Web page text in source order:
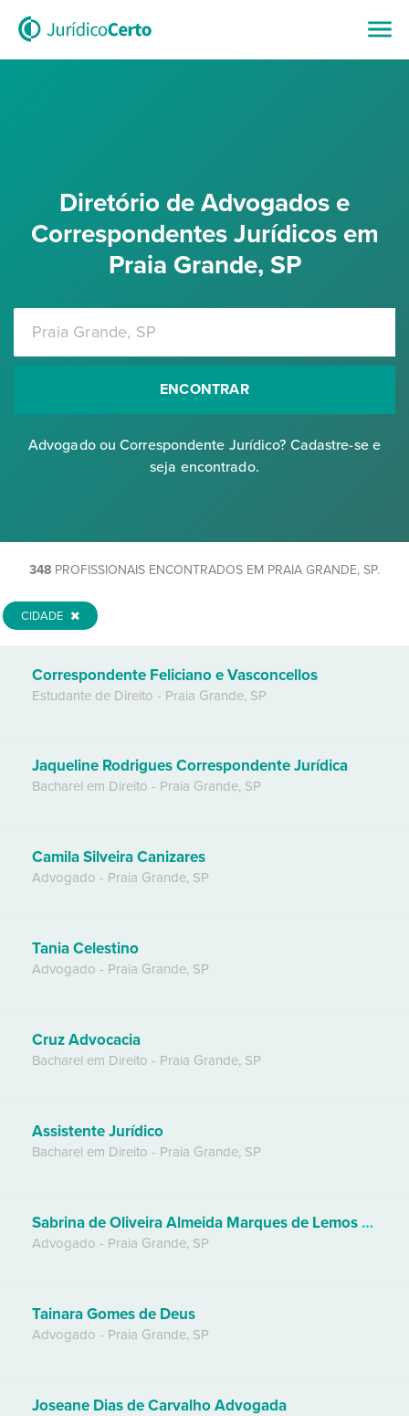
Diretório de Advogados e
Correspondentes Jurídicos em
Praia Grande, SP
ENCONTRAR
Advogado ou Correspondente Jurídico? Cadastre-se e
seja encontrado.
348 PROFISSIONAIS ENCONTRADOS EM PRAIA GRANDE, SP.
CIDADE
Correspondente Feliciano e Vasconcellos
Estudante de Direito - Praia Grande, SP
Jaqueline Rodrigues Correspondente Jurídica
Bacharel em Direito - Praia Grande, SP
Camila Silveira Canizares
Advogado - Praia Grande, SP
Tania Celestino
Advogado - Praia Grande, SP
Cruz Advocacia
Bacharel em Direito - Praia Grande, SP
Assistente Jurídico
Bacharel em Direito - Praia Grande, SP
Sabrina de Oliveira Almeida Marques de Lemos - Advogada
Advogado - Praia Grande, SP
Tainara Gomes de Deus
Advogado - Praia Grande, SP
Joseane Dias de Carvalho Advogada